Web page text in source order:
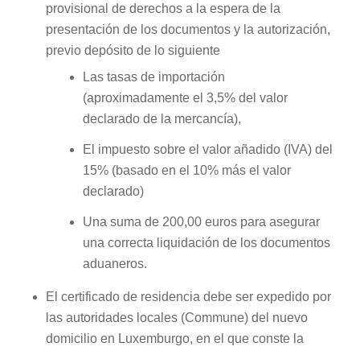
provisional de derechos a la espera de la
presentación de los documentos y la autorización,
previo depósito de lo siguiente
Las tasas de importación
(aproximadamente el 3,5% del valor
declarado de la mercancía),
El impuesto sobre el valor añadido (IVA) del
15% (basado en el 10% más el valor
declarado)
Una suma de 200,00 euros para asegurar
una correcta liquidación de los documentos
aduaneros.
El certificado de residencia debe ser expedido por
las autoridades locales (Commune) del nuevo
domicilio en Luxemburgo, en el que conste la